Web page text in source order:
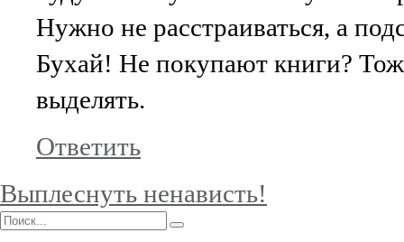
Нужно не расстраиваться, а
Бухай! Не покупают книги?
выделять.
Ответить
Выплеснуть ненависть!